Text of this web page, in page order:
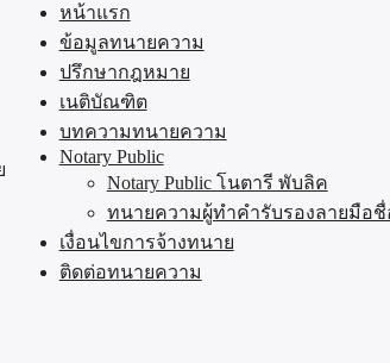
หน้าแรก
ข้อมูลทนายความ
ปรึกษากฎหมาย
เนติบัณฑิต
บทความทนายความ
Notary Public
Notary Public โนตารี พับลิค
ทนายความผู้ทำคำรับรองลายมือชื่
เงื่อนไขการจ้างทนาย
ติดต่อทนายความ